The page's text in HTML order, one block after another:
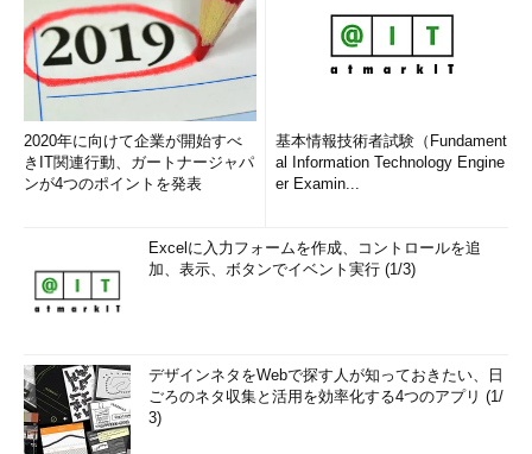
のみ」となり、Managed Instanceを配置している仮想ネットワ
ークにアクセスできる環境以外は、データベースにアクセスする
ことはできませんので、初期状態からセキュリティの強化された
ネットワーク構成となっています。
SQL Databaseでは、ファイアウォール機能を接続元の制限に
使用していましたが、Managed Instanceの場合は、仮想ネット
Managed Instanceを配置した仮想ネットワーク内のサブネッ
きます。それ以外のネットワークからのアクセスを許可する場合
には、ネットワークの構成を考慮する必要があります。
他の仮想ネットワークから接続する場合には、
2020年に向けて企業が開始すべ
きIT関連行動、ガートナージャパ
ンが4つのポイントを発表
基本情報技術者試験（Fundament
al Information Technology Engine
er Examin...
Excelに入力フォームを作成、コントロールを追
加、表示、ボタンでイベント実行 (1/3)
デザインネタをWebで探す人が知っておきたい、日
ごろのネタ収集と活用を効率化する4つのアプリ (1/
3)